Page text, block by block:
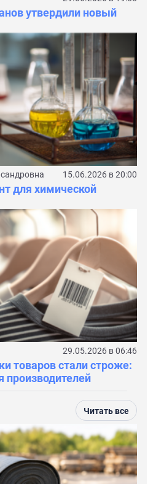
утвердили новый
15.06.2026 в 20:00
для химической
29.05.2026 в 06:46
товаров стали строже:
производителей
Читать все